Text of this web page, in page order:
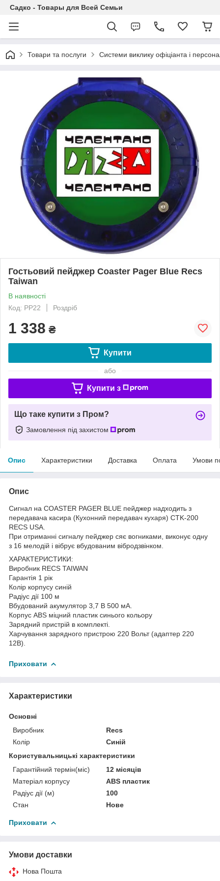
Садко - Товары для Всей Семьи
Товари та послуги Системи виклику офіціанта і
Гостьовий пейджер Coaster Pager Blue Recs
Taiwan
В наявності
Код: PP22
Роздріб
1 338 ₴
Купити
або
Купити з
Що таке купити з Пром?
Замовлення під захистом
Опис Характеристики Доставка Оплата Умови
Опис
Сигнал на COASTER PAGER BLUE пейджер надходить з
передавача касира (Кухонний передавач кухаря) CTK-200
RECS USA.
При отриманні сигналу пейджер сяє вогниками, виконує одну
з 16 мелодій і вібрує вбудованим вібродзвінком.
ХАРАКТЕРИСТИКИ:
Виробник RECS TAIWAN
Гарантія 1 рік
Колір корпусу синій
Радіус дії 100 м
Вбудований акумулятор 3,7 В 500 мА.
Корпус ABS міцний пластик синього кольору
Зарядний пристрій в комплекті.
Харчування зарядного пристрою 220 Вольт (адаптер 220
12В).
Приховати
Характеристики
Основні
Виробник
Recs
Колір
Синій
Користувальницькі характеристики
Гарантійний термін(міс)
12 місяців
Матеріал корпусу
ABS пластик
Радіус дії (м)
100
Стан
Нове
Приховати
Умови доставки
Нова Пошта